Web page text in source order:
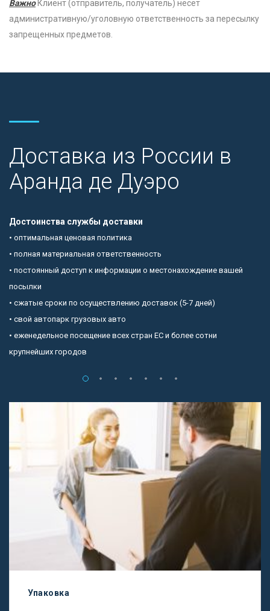
ВажноКлиент (отправитель, получатель) несет
административную/уголовную ответственность за пересылку
запрещенных предметов.
Доставка из России в
Аранда де Дуэро
Достоинства службы доставки
• оптимальная ценовая политика
• полная материальная ответственность
• постоянный доступ к информации о местонахождение вашей
посылки
• сжатые сроки по осуществлению доставок (5-7 дней)
• свой автопарк грузовых авто
• еженедельное посещение всех стран ЕС и более сотни
крупнейших городов
Упаковка